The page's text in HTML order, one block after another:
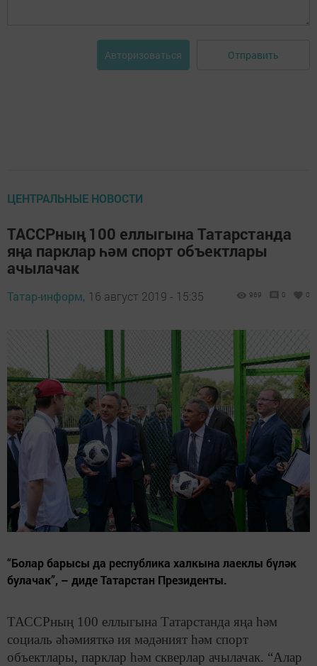
Авторизоваться Отправить
ЦЕНТРАЛЬНЫЕ НОВОСТИ
ТАССРның 100 еллыгына Татарстанда
яңа парклар һәм спорт объектлары
ачылачак
Татар-информ, 16 август 2019 - 15:35 969 0 0
“Болар барысы да республика халкына лаеклы бүләк
булачак”, – диде Татарстан Президенты.
ТАССРның 100 еллыгына Татарстанда яңа һәм
социаль әһәмияткә ия мәдәният һәм спорт
объектлары, парклар һәм скверлар ачылачак. “Алар